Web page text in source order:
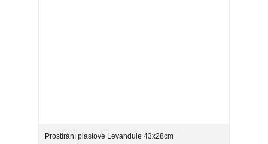
Prostírání plastové Levandule 43x28cm